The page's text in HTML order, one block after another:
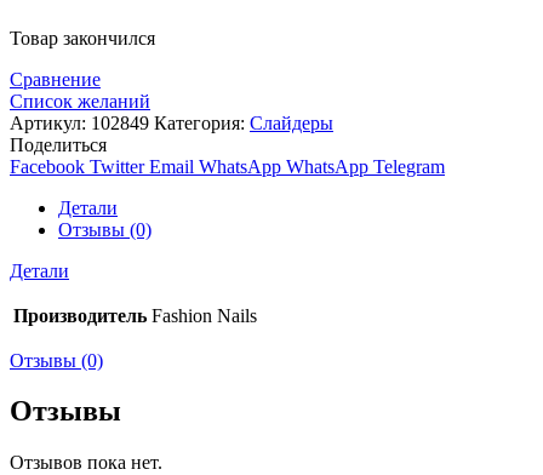
Товар закончился
Сравнение
Список желаний
Артикул: 102849 Категория: Слайдеры
Поделиться
Facebook Twitter Email WhatsApp WhatsApp Telegram
Детали
Отзывы (0)
Детали
Производитель Fashion Nails
Отзывы (0)
Отзывы
Отзывов пока нет.